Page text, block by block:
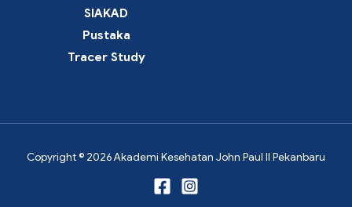
SIAKAD
Pustaka
Tracer Study
Copyright © 2026 Akademi Kesehatan John Paul II Pekanbaru